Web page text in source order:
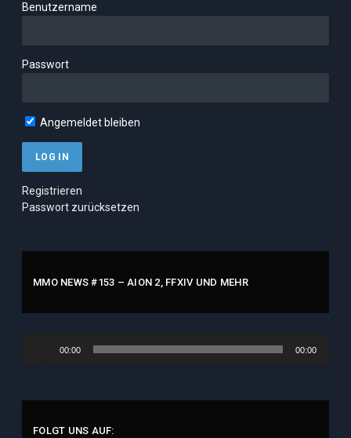
Benutzername
Passwort
Angemeldet bleiben
Registrieren
Passwort zurücksetzen
MMO NEWS #153 – AION 2, FFXIV UND MEHR
00:00 00:00
FOLGT UNS AUF: